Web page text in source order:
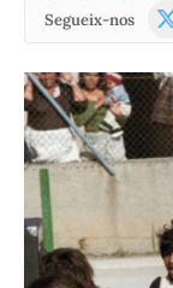
Segueix-nos
X